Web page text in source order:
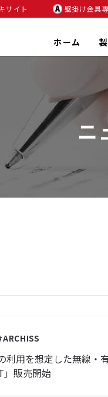
サイト 壁掛け金具
ホーム
ニ
利用を想定した無線・
」販売開始